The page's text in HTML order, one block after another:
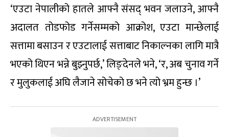
‘एउटा नेपालीको हातले आफ्नै संसद् भवन जलाउने, आफ्नै
अदालत तोडफोड गर्नेसम्मको आक्रोश, एउटा मान्छेलाई
सत्तामा बसाउन र एउटालाई सत्ताबाट निकाल्नका लागि मात्रै
भएको थिएन भन्ने बुझ्नुपर्छ,’ लिङ्देनले भने, ‘र, अब चुनाव गर्ने
र मुलुकलाई अघि लैजाने सोचेको छ भने त्यो भ्रम हुन्छ ।’